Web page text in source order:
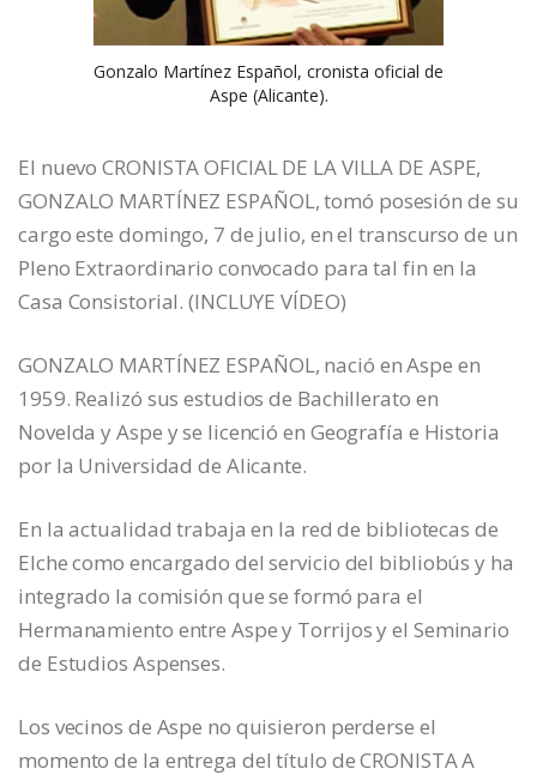
Gonzalo Martínez Español, cronista oficial de
Aspe (Alicante).
El nuevo CRONISTA OFICIAL DE LA VILLA DE ASPE,
GONZALO MARTÍNEZ ESPAÑOL, tomó posesión de su
cargo este domingo, 7 de julio, en el transcurso de un
Pleno Extraordinario convocado para tal fin en la
Casa Consistorial. (INCLUYE VÍDEO)
GONZALO MARTÍNEZ ESPAÑOL, nació en Aspe en
1959. Realizó sus estudios de Bachillerato en
Novelda y Aspe y se licenció en Geografía e Historia
por la Universidad de Alicante.
En la actualidad trabaja en la red de bibliotecas de
Elche como encargado del servicio del bibliobús y ha
integrado la comisión que se formó para el
Hermanamiento entre Aspe y Torrijos y el Seminario
de Estudios Aspenses.
Los vecinos de Aspe no quisieron perderse el
momento de la entrega del título de CRONISTA A